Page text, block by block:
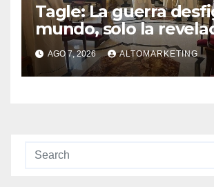
Tagle: La guerra
mundo, solo la
Dios lo transfigura
AGO 7, 2026 ALTOMARKETING